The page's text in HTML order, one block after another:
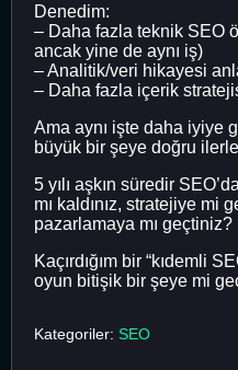
Denedim:
– Daha fazla teknik SEO
ancak yine de aynı iş)
– Analitik/veri hikayesi
– Daha fazla içerik
Ama aynı işte daha iyiye
büyük bir şeye doğru
5 yılı aşkın süredir
mı kaldınız, stratejiye mi
pazarlamaya mı geçtiniz?
Kaçırdığım bir “kıdemli
oyun bitişik bir şeye mi
Kategoriler: SEO